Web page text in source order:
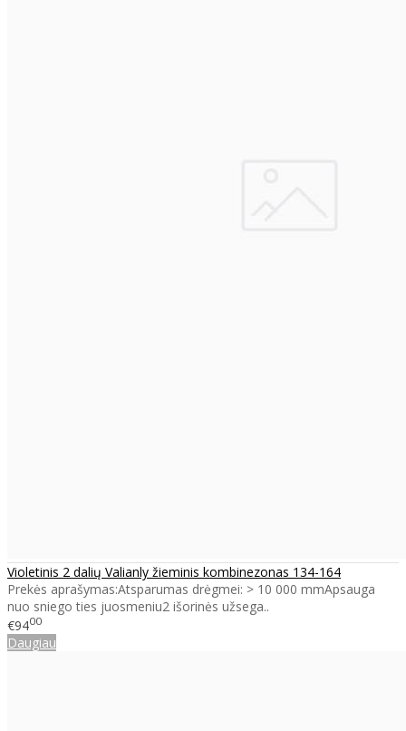
Violetinis 2 dalių Valianly žieminis kombinezonas 134-164
Prekės aprašymas:Atsparumas drėgmei: > 10 000 mmApsauga
nuo sniego ties juosmeniu2 išorinės užsega..
€9400
Daugiau